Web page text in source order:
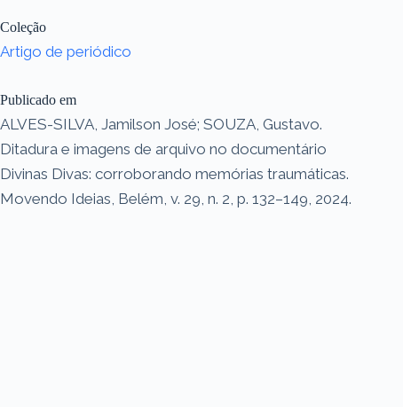
Coleção
Artigo de periódico
Publicado em
ALVES-SILVA, Jamilson José; SOUZA, Gustavo.
Ditadura e imagens de arquivo no documentário
Divinas Divas: corroborando memórias traumáticas.
Movendo Ideias, Belém, v. 29, n. 2, p. 132–149, 2024.